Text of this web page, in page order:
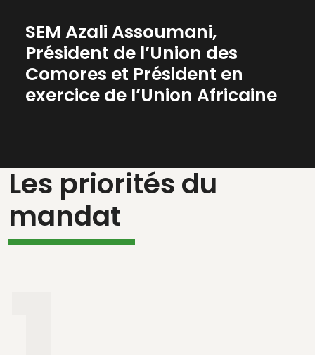
SEM Azali Assoumani,
Président de l’Union des
Comores et Président en
exercice de l’Union Africaine
Les priorités du
mandat